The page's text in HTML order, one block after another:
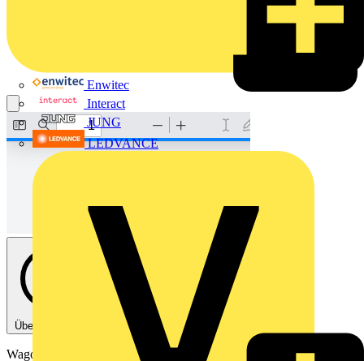
Enwitec
Interact
JUNG
LEDVANCE
Über diese PDF
Wago